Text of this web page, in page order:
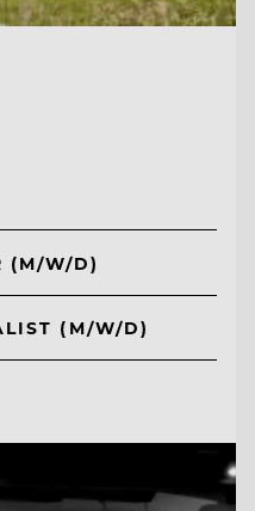
(M/W/D)
(M/W/D)